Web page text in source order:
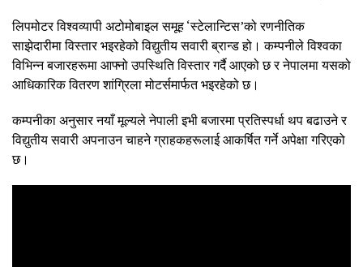
लिपमोटर विश्वव्यापी अटोमोबाइल समूह ‘स्टेलान्टिस’को रणनीतिक
साझेदारीमा विस्तार भइरहेको विद्युतीय सवारी ब्रान्ड हो। कम्पनीले विश्वका
विभिन्न बजारहरूमा आफ्नो उपस्थिति विस्तार गर्दै आएको छ र नेपालमा यसको
आधिकारिक वितरण शांग्रिला मोटर्समार्फत भइरहेको छ।
कम्पनीका अनुसार नयाँ मूल्यले नेपाली इभी बजारमा प्रतिस्पर्धा थप बढाउने र
विद्युतीय सवारी अपनाउन चाहने ग्राहकहरूलाई आकर्षित गर्ने अपेक्षा गरिएको
छ।